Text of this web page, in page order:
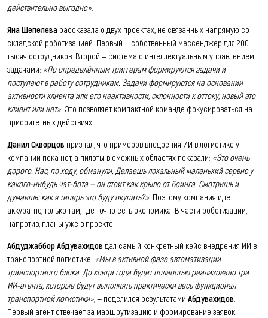
действительно выгодно»
Яна Шепелева рассказала о двух проектах, не связанных напрямую со
складской роботизацией. Первый — собственный мессенджер для 200
тысяч сотрудников. Второй — система с интеллектуальным управлением
задачами: «По определённым триггерам формируются задачи и
поступают в работу сотрудникам. Задачи формируются на основании
активности клиента или его неактивности, склонности к оттоку, новый это
клиент или нет» . Это позволяет компактной команде фокусироваться на
приоритетных действиях.
Данил Скворцов признал, что примеров внедрения ИИ в логистике у
компании пока нет, а пилоты в смежных областях показали: «Это очень
дорого. Нас, по ходу, обманули. Делаешь локальный маленький сервис у
какого-нибудь чат-бота — он стоит как крыло от Боинга. Смотришь и
думаешь: как я теперь это буду окупать?» . Поэтому компания идет
аккуратно, только там, где точно есть экономика. В части роботизации,
напротив, планы уже в проекте.
Абдуджаббор Абдувахидов дал самый конкретный кейс внедрения ИИ в
транспортной логистике. «Мы в активной фазе автоматизации
транспортного блока. До конца года будет полностью реализовано три
ИИ-агента, которые будут выполнять практически весь функционал
транспортной логистики» , — поделился результатами Абдувахидов
Первый агент отвечает за маршрутизацию и формирование заявок